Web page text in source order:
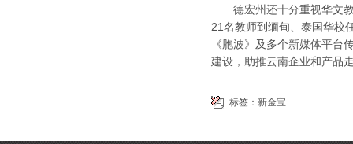
德宏州还十分重视华文
21名教师到缅甸、泰国华校
《胞波》及多个新媒体平
建设，助推云南企业和产品
标签： 新金宝